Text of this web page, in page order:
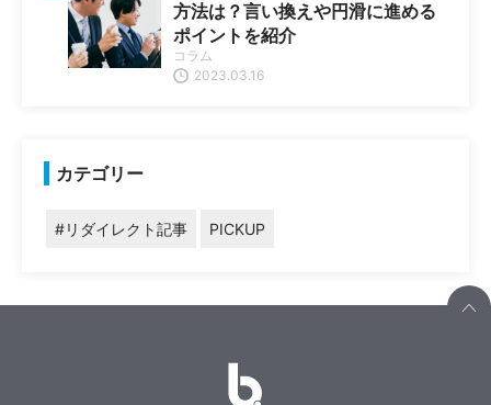
方法は？言い換えや円滑に進める
ポイントを紹介
2023.03.16
コラム
カテゴリー
#リダイレクト記事 PICKUP